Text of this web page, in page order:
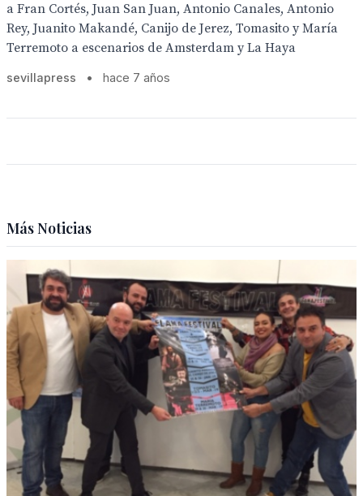
a Fran Cortés, Juan San Juan, Antonio Canales, Antonio
Rey, Juanito Makandé, Canijo de Jerez, Tomasito y María
Terremoto a escenarios de Amsterdam y La Haya
sevillapress • hace 7 años
Más Noticias